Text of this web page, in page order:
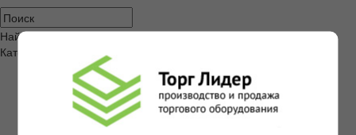
Найти
Категории товаров
Экономпанели и аксессуары